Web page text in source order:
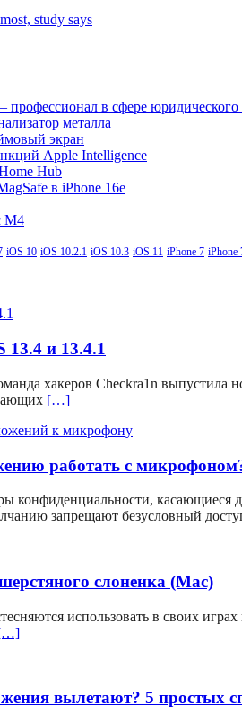
study says
в сфере юридического
металла
экран
Apple Intelligence
Hub
в iPhone 16e
M4
iOS 10 iOS 10.2.1 iOS 10.3 iOS 11 iPhone 7 iPhone
и 13.4.1
хакеров Checkra1n
[…]
работать с
конфиденциальности,
запрещают безусловный
слоненка (Mac)
использовать в своих
вылетают? 5 простых